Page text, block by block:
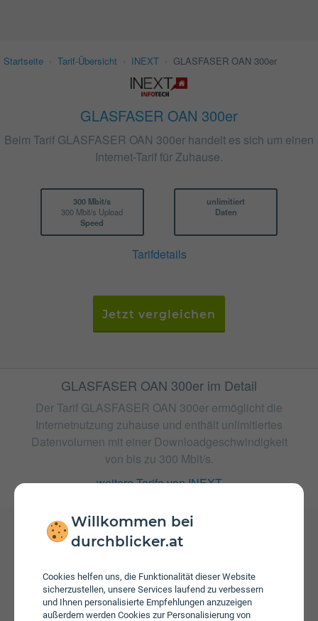
Willkommen bei
durchblicker.at
Cookies helfen uns, die Funktionalität dieser Website
sicherzustellen, unsere Services laufend zu verbessern
und Ihnen personalisierte Empfehlungen anzuzeigen
außerdem werden Cookies zur Personalisierung von
Startseite Tarif-Übersicht INEXT GLASFASER OAN 300er
GLASFASER OAN 300er
Beim Tarif GLASFASER OAN 300er handelt es sich um einen
Internet-Tarif für Zuhause.
300 Mbit/s
300 Mbit/s Upload
Speed
unlimitiert
Daten
Tarifdetails
Jetzt vergleichen
GLASFASER OAN 300er im Detail
Der Tarif GLASFASER OAN 300er ermöglicht die
Internetnutzung zuhause und enthält unlimitiertes
Datenvolumen mit einer Downloadgeschwindigkeit
von bis zu 300 Mbit/s.
weitere Tarife von INEXT
Beim Tarif GLASFASER OAN 300er fallen monatliche
Gebühren von € 44,00 an. Weiters fallen einmalige
Gebühren von bis zu € 45,00 an.